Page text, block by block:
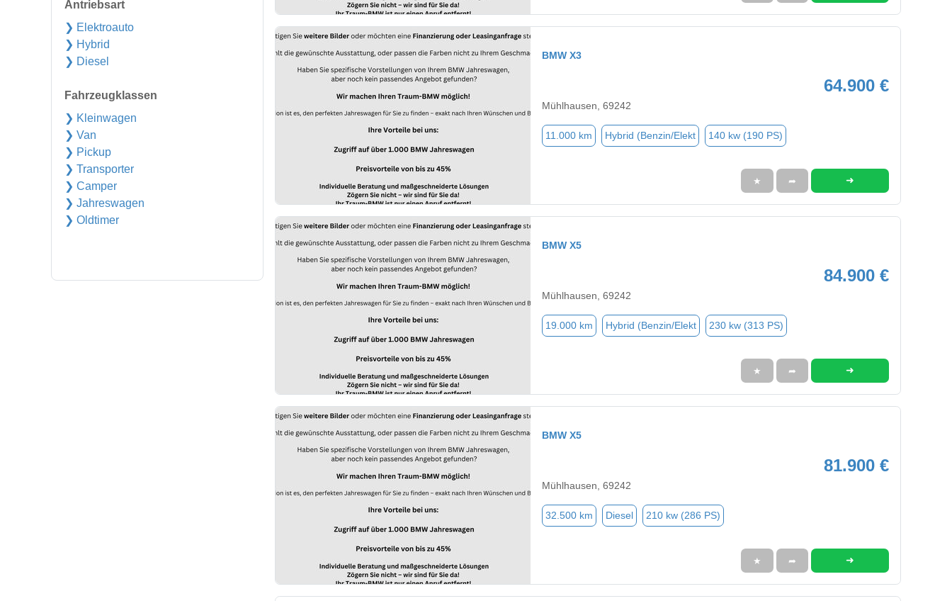
Antriebsart
❯ Elektroauto
❯ Hybrid
❯ Diesel
Fahrzeugklassen
❯ Kleinwagen
❯ Van
❯ Pickup
❯ Transporter
❯ Camper
❯ Jahreswagen
❯ Oldtimer
BMW X3
64.900 €
Mühlhausen, 69242
11.000 km Hybrid (Benzin/Elekt 140 kw (190 PS)
★ ➦ ➜
BMW X5
84.900 €
Mühlhausen, 69242
19.000 km Hybrid (Benzin/Elekt 230 kw (313 PS)
★ ➦ ➜
BMW X5
81.900 €
Mühlhausen, 69242
32.500 km Diesel 210 kw (286 PS)
★ ➦ ➜